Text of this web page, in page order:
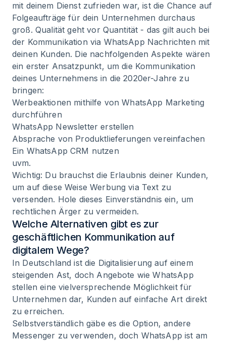
mit deinem Dienst zufrieden war, ist die Chance auf
Folgeaufträge für dein Unternehmen durchaus
groß. Qualität geht vor Quantität - das gilt auch bei
der Kommunikation via WhatsApp Nachrichten mit
deinen Kunden. Die nachfolgenden Aspekte wären
ein erster Ansatzpunkt, um die Kommunikation
deines Unternehmens in die 2020er-Jahre zu
bringen:
Werbeaktionen mithilfe vonWhatsApp Marketing
durchführen
WhatsApp Newsletter erstellen
Absprache von Produktlieferungen vereinfachen
Ein WhatsApp CRM nutzen
uvm.
Wichtig: Du brauchst die Erlaubnis deiner Kunden,
um auf diese Weise Werbung via Text zu
versenden. Hole dieses Einverständnis ein, um
rechtlichen Ärger zu vermeiden.
Welche Alternativen gibt es zur
geschäftlichen Kommunikation auf
digitalem Wege?
In Deutschland ist die Digitalisierung auf einem
steigenden Ast, doch Angebote wie WhatsApp
stellen eine vielversprechende Möglichkeit für
Unternehmen dar, Kunden auf einfache Art direkt
zu erreichen.
Selbstverständlich gäbe es die Option, andere
Messenger zu verwenden, doch WhatsApp ist am